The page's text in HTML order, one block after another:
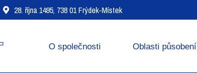
28. října 1495, 738 01 Frýdek-Místek
O společnosti Oblasti působení
Oblasti působení